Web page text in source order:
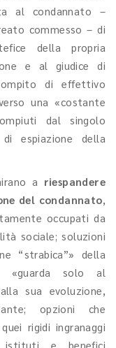
al condannato –
commesso – di
della propria
e al giudice di
di effettivo
una «costante
dal singolo
espiazione della
a riespandere
del condannato,
occupati da
sociale; soluzioni
“strabica”» della
«guarda solo al
sua evoluzione,
opzioni che
rigidi ingranaggi
istituti e benefici